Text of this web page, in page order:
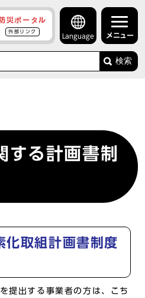
災ポータル
外部リンク
Language メニュー
検索
する計画書制
化取組計画書制度
提出する事業者の方は、こち